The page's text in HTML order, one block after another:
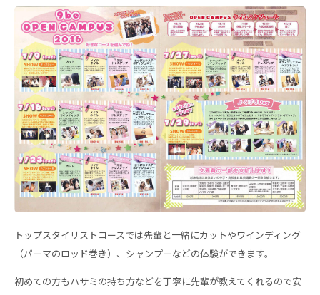
トップスタイリストコースでは先輩と一緒にカットやワインディング
（パーマのロッド巻き）、シャンプーなどの体験ができます。
初めての方もハサミの持ち方などを丁寧に先輩が教えてくれるので安